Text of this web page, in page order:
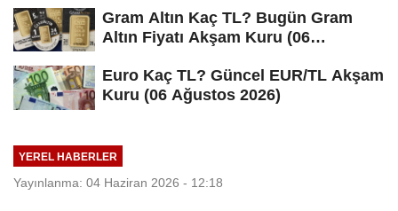
Gram Altın Kaç TL? Bugün Gram
Altın Fiyatı Akşam Kuru (06
Euro Kaç TL? Güncel EUR/TL Akşam
Kuru (06 Ağustos 2026)
YEREL HABERLER
Yayınlanma: 04 Haziran 2026 - 12:18